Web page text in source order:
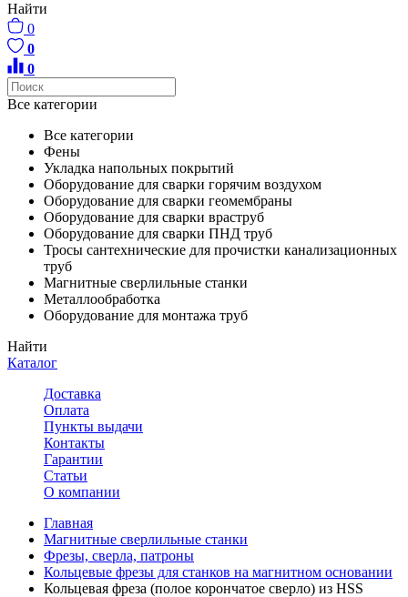
Найти
0
0
0
Все категории
Все категории
Фены
Укладка напольных покрытий
Оборудование для сварки горячим воздухом
Оборудование для сварки геомембраны
Оборудование для сварки враструб
Оборудование для сварки ПНД труб
Тросы сантехнические для прочистки канализационных
труб
Магнитные сверлильные станки
Металлообработка
Оборудование для монтажа труб
Найти
Каталог
Доставка
Оплата
Пункты выдачи
Контакты
Гарантии
Статьи
О компании
Главная
Магнитные сверлильные станки
Фрезы, сверла, патроны
Кольцевые фрезы для станков на магнитном основании
Кольцевая фреза (полое корончатое сверло) из HSS